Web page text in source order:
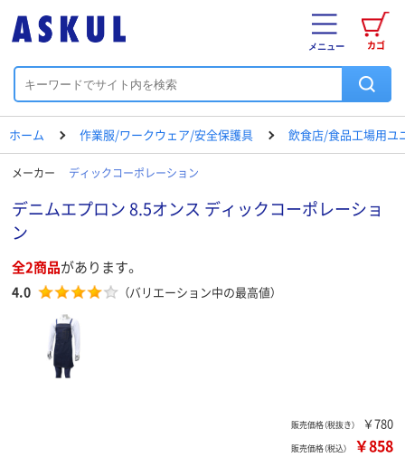
カゴ
メニュー
ホーム 作業服/ワークウェア/安全保護具 飲食店/食品工場用ユ
メーカー ディックコーポレーション
デニムエプロン 8.5オンス ディックコーポレーショ
ン
全2商品があります。
4.0 （バリエーション中の最高値）
販売価格（税抜き） ￥780
販売価格（税込） ￥858